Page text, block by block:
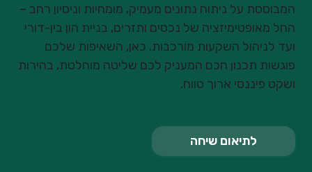
המבוססת על ניתוח נתונים מעמיק, מומחיות וניסיון רחב –
החל מאופטימיזציה של נכסים ותזרים, בניית הון בין-דורי
ועד לניהול השקעות מורכבות. כאן, השאיפות שלכם
פוגשות תכנון חכם המעניק לכם שליטה מוחלטת, בהירות
ושקט פיננסי ארוך טווח.
לתיאום שיחה